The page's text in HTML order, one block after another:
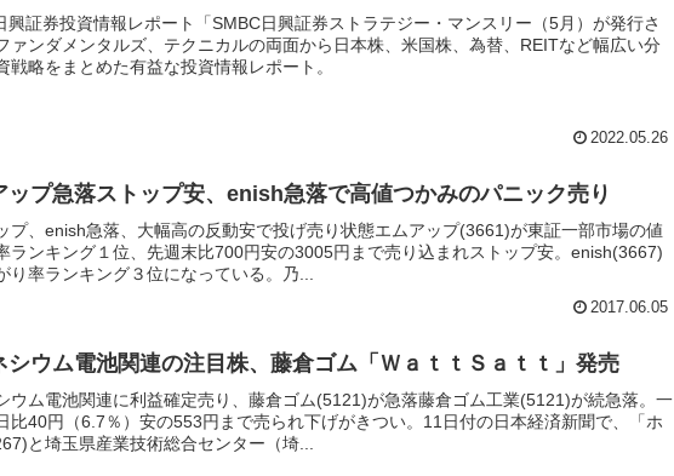
興証券投資情報レポート「SMBC日興証券ストラテジー・マンスリー（5月）が発行さ
ァンダメンタルズ、テクニカルの両面から日本株、米国株、為替、REITなど幅広い分
戦略をまとめた有益な投資情報レポート。
2022.05.26
ップ急落ストップ安、enish急落で高値つかみのパニック売り
プ、enish急落、大幅高の反動安で投げ売り状態エムアップ(3661)が東証一部市場の値
ランキング１位、先週末比700円安の3005円まで売り込まれストップ安。enish(3667)
り率ランキング３位になっている。乃...
2017.06.05
シウム電池関連の注目株、藤倉ゴム「ＷａｔｔＳａｔｔ」発売
ウム電池関連に利益確定売り、藤倉ゴム(5121)が急落藤倉ゴム工業(5121)が続急落。一
比40円（6.7％）安の553円まで売られ下げがきつい。11日付の日本経済新聞で、「ホ
と埼玉県産業技術総合センター（埼...